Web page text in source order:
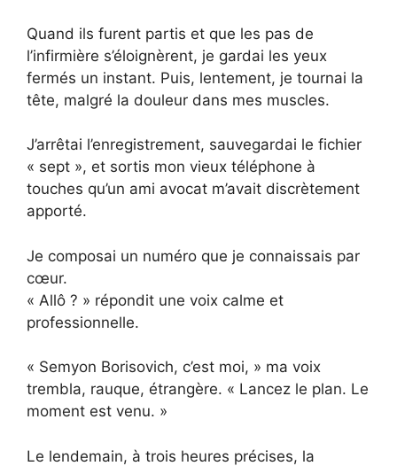
Quand ils furent partis et que les pas de
l’infirmière s’éloignèrent, je gardai les yeux
fermés un instant. Puis, lentement, je tournai la
tête, malgré la douleur dans mes muscles.
J’arrêtai l’enregistrement, sauvegardai le fichier
« sept », et sortis mon vieux téléphone à
touches qu’un ami avocat m’avait discrètement
apporté.
Je composai un numéro que je connaissais par
cœur.
« Allô ? » répondit une voix calme et
professionnelle.
« Semyon Borisovich, c’est moi, » ma voix
trembla, rauque, étrangère. « Lancez le plan. Le
moment est venu. »
Le lendemain, à trois heures précises, la